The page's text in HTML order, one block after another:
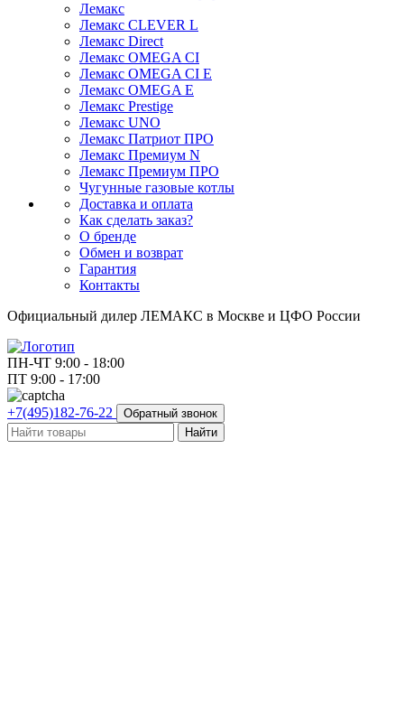
Лемакс
Лемакс CLEVER L
Лемакс Direct
Лемакс OMEGA CI
Лемакс OMEGA CI E
Лемакс OMEGA E
Лемакс Prestige
Лемакс UNO
Лемакс Патриот ПРО
Лемакс Премиум N
Лемакс Премиум ПРО
Чугунные газовые котлы
Доставка и оплата
Как сделать заказ?
О бренде
Обмен и возврат
Гарантия
Контакты
Официальный дилер ЛЕМАКС в Москве и ЦФО России
ПН-ЧТ 9:00 - 18:00
ПТ 9:00 - 17:00
+7(495)182-76-22 Обратный звонок